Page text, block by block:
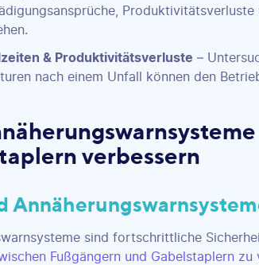
& Produktivitätsverluste –
nach einem Unfall können den
verbessern
sind fortschrittliche
Fußgängern und Gabelstaplern zu